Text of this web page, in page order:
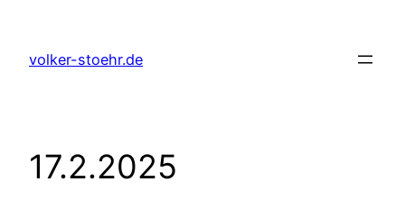
springen
volker-stoehr.de
17.2.2025